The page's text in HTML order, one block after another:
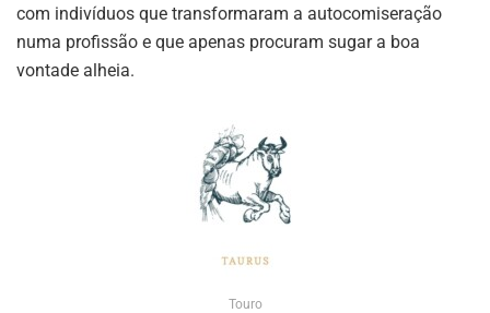
com indivíduos que transformaram a autocomiseração
numa profissão e que apenas procuram sugar a boa
vontade alheia.
Touro